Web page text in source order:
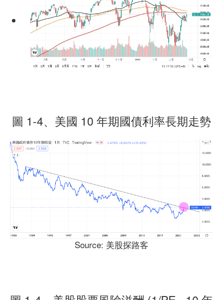
圖 1-4、美國 10 年期國債利率長期走勢
Source: 美股探路客